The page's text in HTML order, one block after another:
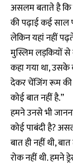
असलम बताते है कि
की पढ़ाई कई
लेकिन यहां नहीं
मुस्लिम लड़कियों से
कहा गया था, उसके
देकर चेंजिंग रूम की
कोई बात नहीं है.”
हमने उनसे भी
कोई पाबंदी है?
बात ही नहीं थी,
रोक नहीं थी. हमने